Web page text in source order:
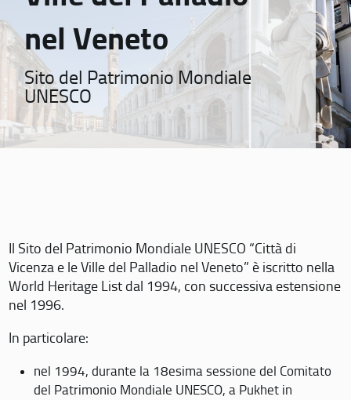
nel Veneto
Sito del Patrimonio Mondiale
UNESCO
Il Sito del Patrimonio Mondiale UNESCO “Città di
Vicenza e le Ville del Palladio nel Veneto” è iscritto nella
World Heritage List dal 1994, con successiva estensione
nel 1996.
In particolare:
nel 1994, durante la 18esima sessione del Comitato
del Patrimonio Mondiale UNESCO, a Pukhet in